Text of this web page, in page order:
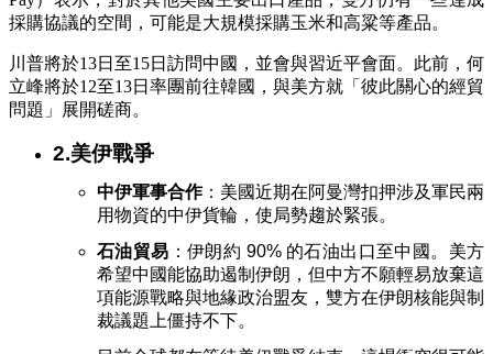
採購協議的空間，可能是大規模採購玉米和高粱等產品。
川普將於13日至15日訪問中國，並會與習近平會面。此前，何
立峰將於12至13日率團前往韓國，與美方就「彼此關心的經貿
問題」展開磋商。
2.美伊戰爭
中伊軍事合作：美國近期在阿曼灣扣押涉及軍民兩
用物資的中伊貨輪，使局勢趨於緊張。
石油貿易 ：伊朗約 90% 的石油出口至中國。美方
希望中國能協助遏制伊朗，但中方不願輕易放棄這
項能源戰略與地緣政治盟友，雙方在伊朗核能與制
裁議題上僵持不下。